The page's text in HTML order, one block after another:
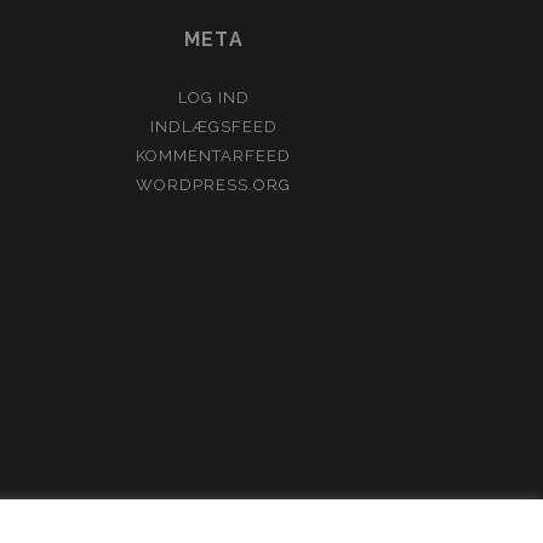
META
LOG IND
INDLÆGSFEED
KOMMENTARFEED
WORDPRESS.ORG